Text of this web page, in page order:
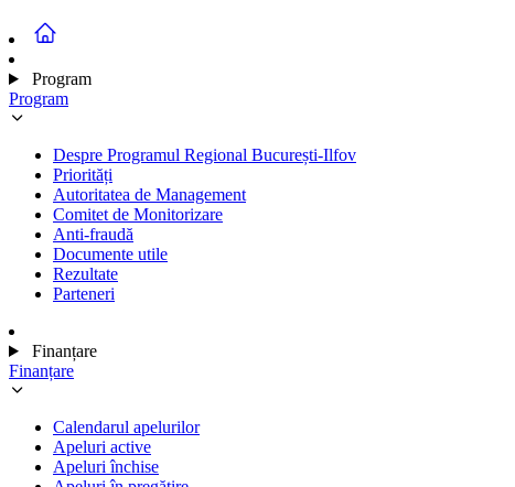
Program
Program
Despre Programul Regional București-Ilfov
Priorități
Autoritatea de Management
Comitet de Monitorizare
Anti-fraudă
Documente utile
Rezultate
Parteneri
Finanțare
Finanțare
Calendarul apelurilor
Apeluri active
Apeluri închise